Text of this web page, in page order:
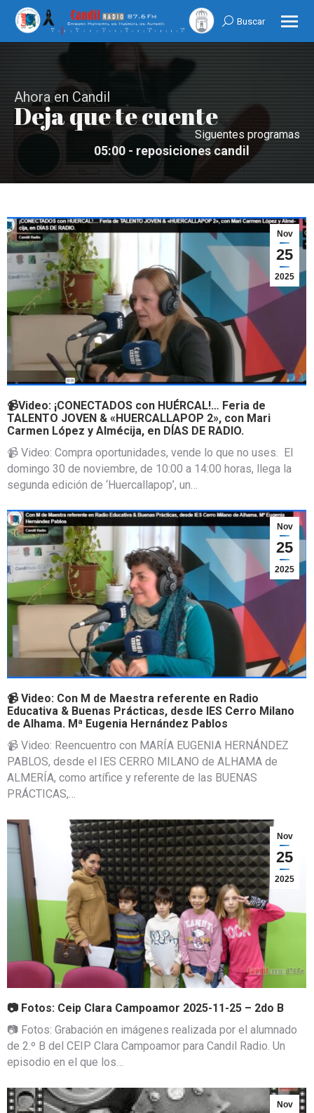
Search:
Buscar
Ahora en Candil
Deja que te cuente
Siguentes programas
07:00 - Tiempo para el recuerdo
03:00 - Seleccion Musica Nocturna
05:00 - reposiciones candil
Nov
25
2025
📹Video: ¡CONECTADOS con HUÉRCAL!… Feria de
TALENTO JOVEN & «HUERCALLAPOP 2», con Mari
Carmen López y Almécija, en DÍAS DE RADIO.
📹 Video: Compra oportunidades, vende lo que no uses. El
domingo 30 de noviembre, de 10:00 a 14:00 horas, llega la
segunda edición de ‘Huercallapop’, un…
Nov
25
2025
📹 Video: Con M de Maestra referente en Radio
Educativa & Buenas Prácticas, desde IES Cerro Milano
de Alhama. Mª Eugenia Hernández Pablos
📹 Video: Reencuentro con MARÍA EUGENIA HERNÁNDEZ
PABLOS, desde el IES CERRO MILANO de ALHAMA de
ALMERÍA, como artífice y referente de las BUENAS
PRÁCTICAS,…
Nov
25
2025
📷 Fotos: Ceip Clara Campoamor 2025-11-25 – 2do B
📷 Fotos: Grabación en imágenes realizada por el alumnado
de 2.º B del CEIP Clara Campoamor para Candil Radio. Un
episodio en el que los…
Nov